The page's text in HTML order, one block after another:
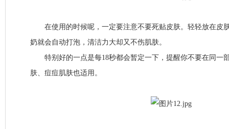
在使用的时候呢，一定要注意不要死贴皮肤。轻轻放在皮
奶就会自动打泡，清洁力大却又不伤肌肤。
特别好的一点是每18秒都会暂定一下，提醒你不要在同一
肤、痘痘肌肤也适用。